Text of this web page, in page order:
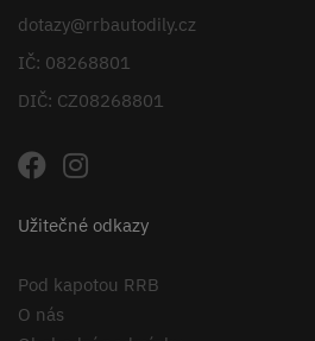
dotazy@rrbautodily.cz
IČ: 08268801
DIČ: CZ08268801
Užitečné odkazy
Pod kapotou RRB
O nás